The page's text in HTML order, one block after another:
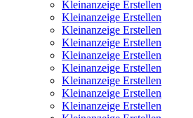
Kleinanzeige Erstellen
Kleinanzeige Erstellen
Kleinanzeige Erstellen
Kleinanzeige Erstellen
Kleinanzeige Erstellen
Kleinanzeige Erstellen
Kleinanzeige Erstellen
Kleinanzeige Erstellen
Kleinanzeige Erstellen